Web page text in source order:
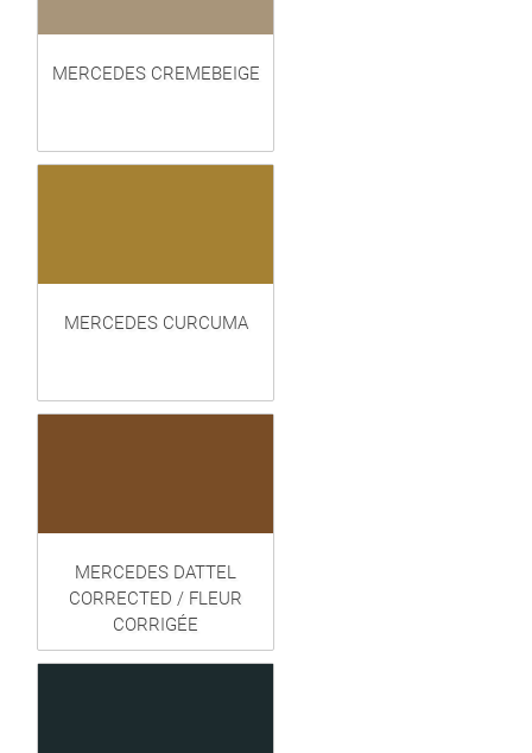
MERCEDES CREMEBEIGE
MERCEDES CURCUMA
MERCEDES DATTEL
CORRECTED / FLEUR
CORRIGÉE